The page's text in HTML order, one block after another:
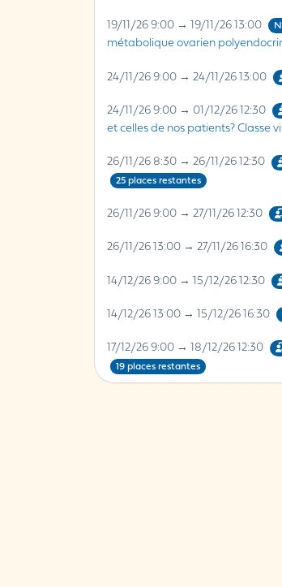
19/11/26 9:00 → 19/11/26 13:00
métabolique ovarien
24/11/26 9:00 → 24/11/26 13:00
24/11/26 9:00 → 01/12/26 12:30
et celles de nos patients? Classe
26/11/26 8:30 → 26/11/26 12:30
25 places restantes
26/11/26 9:00 → 27/11/26 12:30
26/11/26 13:00 → 27/11/26 16:30
14/12/26 9:00 → 15/12/26 12:30
14/12/26 13:00 → 15/12/26 16:30
17/12/26 9:00 → 18/12/26 12:30
19 places restantes